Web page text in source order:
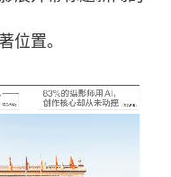
位置。